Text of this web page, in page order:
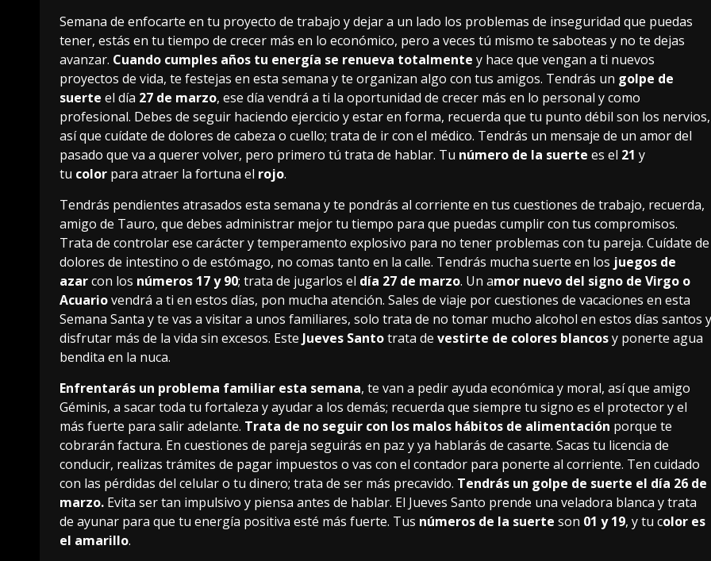
Semana de enfocarte en tu proyecto de trabajo y dejar a un lado los problemas de inseguridad que puedas
tener, estás en tu tiempo de crecer más en lo económico, pero a veces tú mismo te saboteas y no te dejas
avanzar. Cuando cumples años tu energía se renueva totalmente y hace que vengan a ti nuevos
proyectos de vida, te festejas en esta semana y te organizan algo con tus amigos. Tendrás un golpe de
suerte el día 27 de marzo, ese día vendrá a ti la oportunidad de crecer más en lo personal y como
profesional. Debes de seguir haciendo ejercicio y estar en forma, recuerda que tu punto débil son los nervios,
así que cuídate de dolores de cabeza o cuello; trata de ir con el médico. Tendrás un mensaje de un amor del
pasado que va a querer volver, pero primero tú trata de hablar. Tu número de la suerte es el 21 y
tu color para atraer la fortuna el rojo.
Tendrás pendientes atrasados esta semana y te pondrás al corriente en tus cuestiones de trabajo, recuerda,
amigo de Tauro, que debes administrar mejor tu tiempo para que puedas cumplir con tus compromisos.
Trata de controlar ese carácter y temperamento explosivo para no tener problemas con tu pareja. Cuídate de
dolores de intestino o de estómago, no comas tanto en la calle. Tendrás mucha suerte en los juegos de
azarcon los números 17 y 90; trata de jugarlos el día 27 de marzo. Un amor nuevo del signo de Virgo o
Acuariovendrá a ti en estos días, pon mucha atención. Sales de viaje por cuestiones de vacaciones en esta
Semana Santa y te vas a visitar a unos familiares, solo trata de no tomar mucho alcohol en estos días santos y
disfrutar más de la vida sin excesos. Este Jueves Santotrata de vestirte de colores blancosy ponerte agua
bendita en la nuca.
Enfrentarás un problema familiar esta semana, te van a pedir ayuda económica y moral, así que amigo
Géminis, a sacar toda tu fortaleza y ayudar a los demás; recuerda que siempre tu signo es el protector y el
más fuerte para salir adelante. Trata de no seguir con los malos hábitos de alimentación porque te
cobrarán factura. En cuestiones de pareja seguirás en paz y ya hablarás de casarte. Sacas tu licencia de
conducir, realizas trámites de pagar impuestos o vas con el contador para ponerte al corriente. Ten cuidado
con las pérdidas del celular o tu dinero; trata de ser más precavido. Tendrás un golpe de suerte el día 26 de
marzo. Evita ser tan impulsivo y piensa antes de hablar. El Jueves Santo prende una veladora blanca y trata
de ayunar para que tu energía positiva esté más fuerte. Tus números de la suerte son 01 y 19, y tu color es
el amarillo.